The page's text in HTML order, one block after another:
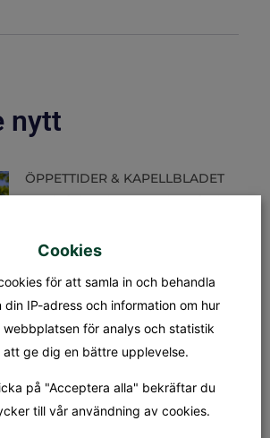
nytt
ÖPPETTIDER & KAPELLBLADET
31/7 stänger kansliet kl 12.00.
Kapellet Står öppet från och
MÄSSA
SÖNDAG 9 AUGUSTI KL.18.00
Tionde söndagen efter trefaldighet
Dagens tema: Nådens gåvor Präst:
Jan-Evert Petersson Musiker:
Margareta Stripple
Cookies
för att samla in och behandla
IP-adress och information om hur
för analys och statistik
att ge dig en bättre upplevelse.
på "Acceptera alla" bekräftar du
till vår användning av cookies.